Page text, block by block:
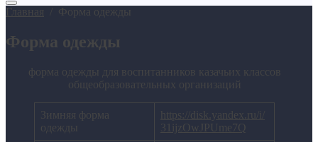
Главная Форма одежды
Форма одежды
форма одежды для воспитанников казачьих классов
общеобразовательных организаций
Зимняя форма
одежды
https://disk.yandex.ru/i/
31ijzOwJPUme7Q